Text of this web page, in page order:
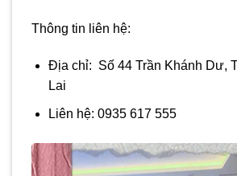
Thông tin liên hệ:
Địa chỉ: Số 44 Trần Khánh Dư,
Lai
Liên hệ: 0935 617 555